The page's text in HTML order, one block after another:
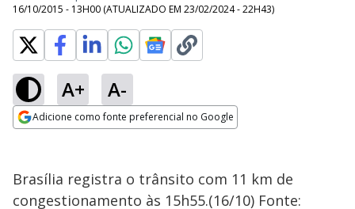
16/10/2015 - 13H00 (ATUALIZADO EM 23/02/2024 - 22H43)
A+ A-
Adicione como fonte preferencial no Google
Brasília registra o trânsito com 11 km de
congestionamento às 15h55.(16/10) Fonte: